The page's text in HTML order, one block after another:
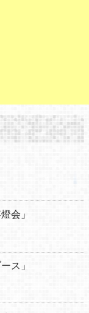
会」
ス」